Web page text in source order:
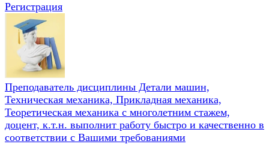
Регистрация
Преподаватель дисциплины Детали машин,
Техническая механика, Прикладная механика,
Теоретическая механика с многолетним стажем,
доцент, к.т.н. выполнит работу быстро и качественно в
соответствии с Вашими требованиями